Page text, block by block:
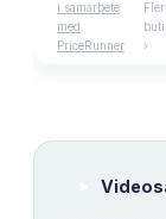
i samarbete
med
PriceRunner
Fler
›